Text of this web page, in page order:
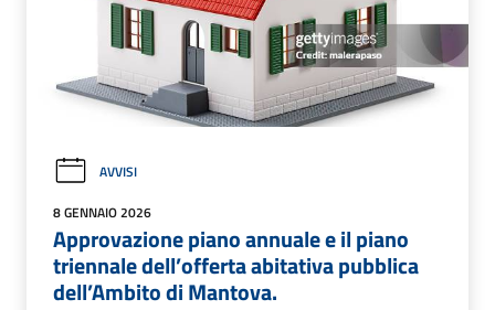
AVVISI
8 GENNAIO 2026
Approvazione piano annuale e il piano
triennale dell’offerta abitativa pubblica
dell’Ambito di Mantova.